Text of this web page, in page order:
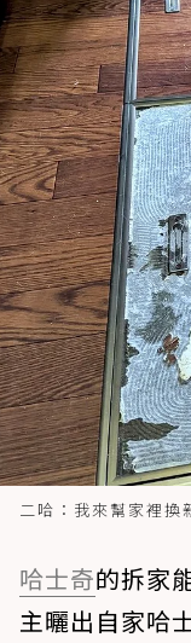
二哈：我來幫家裡換
哈士奇的拆家
主曬出自家哈